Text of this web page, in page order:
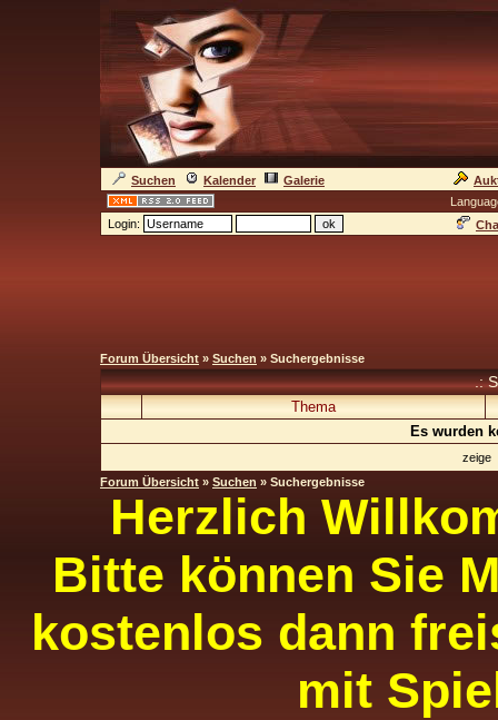
Suchen Kalender Galerie
Login:
Forum Übersicht » Suchen » Suchergebnisse
.:
Thema
Es wurden
zeige
Forum Übersicht » Suchen » Suchergebnisse
Herzlich
Bitte können Sie
kostenlos dann
mit